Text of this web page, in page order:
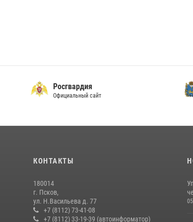
Росгвардия
Официальный сайт
КОНТАКТЫ
180014
г. Псков,
ул. Н.Васильева д. 77
+7 (8112) 73-41-08
+7 (8112) 33-19-39 (автоинформатор)